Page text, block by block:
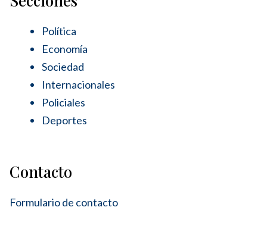
Política
Economía
Sociedad
Internacionales
Policiales
Deportes
Contacto
Formulario de contacto